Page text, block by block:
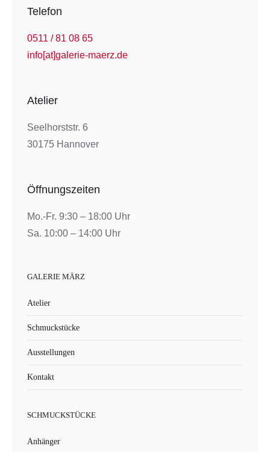
Telefon
0511 / 81 08 65
info[at]galerie-maerz.de
Atelier
Seelhorststr. 6
30175 Hannover
Öffnungszeiten
Mo.-Fr. 9:30 – 18:00 Uhr
Sa. 10:00 – 14:00 Uhr
GALERIE MÄRZ
Atelier
Schmuckstücke
Ausstellungen
Kontakt
SCHMUCKSTÜCKE
Anhänger